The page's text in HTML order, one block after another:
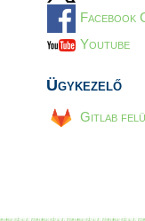
Facebook
Youtube
Ügykezelő
Gitlab